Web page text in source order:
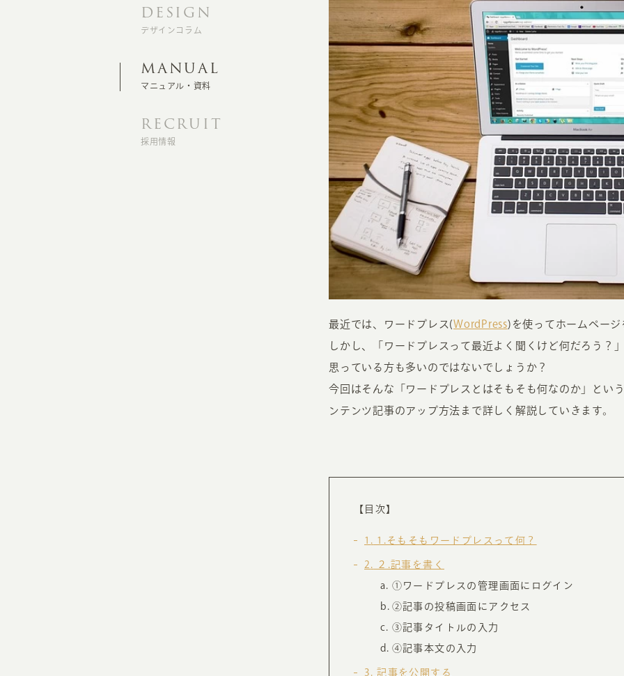
INFORMATION
お客様の声
ホームページ制作の流れ
お知らせ・コラム
ABOUT
DESIGN
デザインコラム
MANUAL
マニュアル・資料
RECRUIT
採用情報
最近では、ワードプレス(WordPress)を使ってホームページ
しかし、「ワードプレスって最近よく聞くけど何だろう？
思っている方も多いのではないでしょうか？
今回はそんな「ワードプレスとはそもそも何なのか」とい
ンテンツ記事のアップ方法まで詳しく解説していきます。
【目次】
1 1.そもそもワードプレスって何？
2 ２.記事を書く
①ワードプレスの管理画面にログイン
②記事の投稿画面にアクセス
③記事タイトルの入力
④記事本文の入力
3 記事を公開する